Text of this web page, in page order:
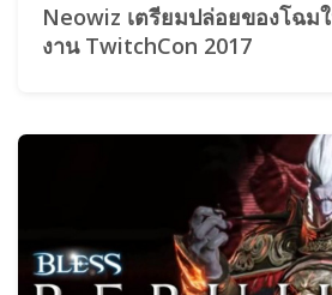
Neowiz เตรียมปล่อยของโฉม
งาน TwitchCon 2017